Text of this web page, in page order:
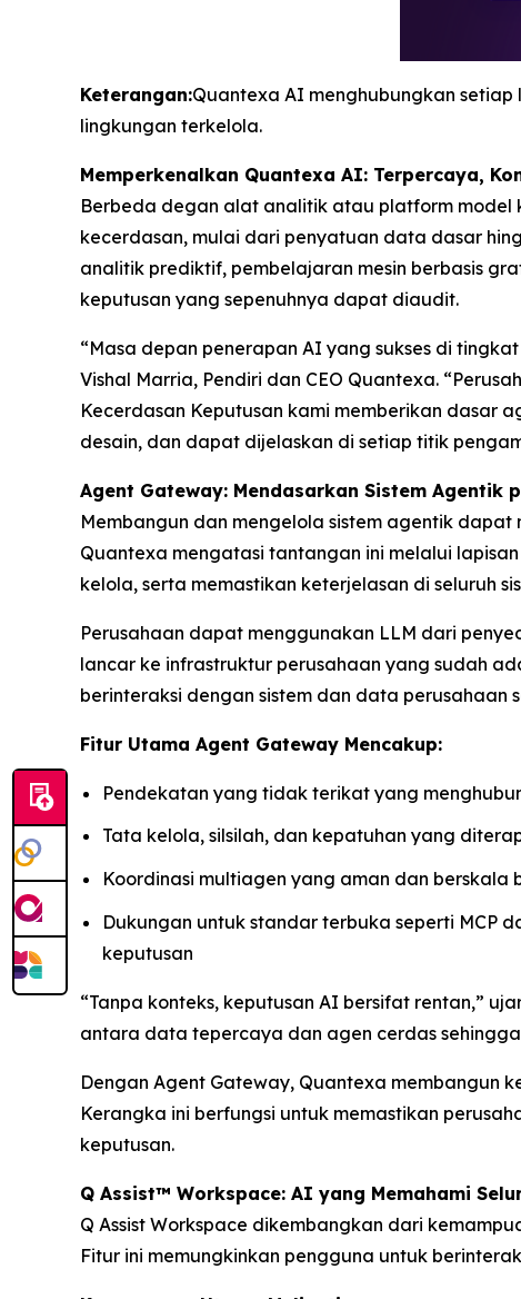
Keterangan:Quantexa AI menghubungkan
lingkungan terkelola.
Memperkenalkan Quantexa AI: Terpercaya,
Berbeda degan alat analitik atau platform model
kecerdasan, mulai dari penyatuan data dasar
analitik prediktif, pembelajaran mesin berbasis
keputusan yang sepenuhnya dapat diaudit.
“Masa depan penerapan AI yang sukses di
Vishal Marria, Pendiri dan CEO Quantexa.
Kecerdasan Keputusan kami memberikan dasar
desain, dan dapat dijelaskan di setiap titik
Agent Gateway: Mendasarkan Sistem Agentik
Membangun dan mengelola sistem agentik
Quantexa mengatasi tantangan ini melalui
kelola, serta memastikan keterjelasan di seluruh
Perusahaan dapat menggunakan LLM dari
lancar ke infrastruktur perusahaan yang sudah
berinteraksi dengan sistem dan data perusahaan
Fitur Utama Agent Gateway Mencakup:
Pendekatan yang tidak terikat yang
Tata kelola, silsilah, dan kepatuhan yang
Koordinasi multiagen yang aman dan berskala
Dukungan untuk standar terbuka seperti MCP
keputusan
“Tanpa konteks, keputusan AI bersifat rentan,”
antara data tepercaya dan agen cerdas
Dengan Agent Gateway, Quantexa membangun
Kerangka ini berfungsi untuk memastikan
keputusan.
Q Assist™ Workspace: AI yang Memahami
Q Assist Workspace dikembangkan dari
Fitur ini memungkinkan pengguna untuk